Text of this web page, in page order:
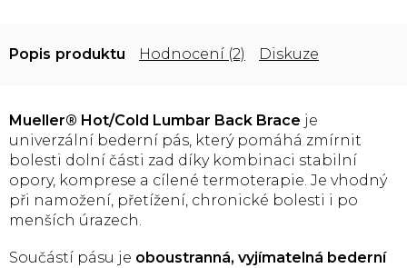
Popis Hodnocení (2) Diskuze
Mueller® Hot/Cold Lumbar Back Brace je
univerzální bederní pás, který pomáhá zmírnit
bolesti dolní části zad díky kombinaci stabilní
opory, komprese a cílené termoterapie. Je vhodný
při namožení, přetížení, chronické bolesti i po
menších úrazech.
Součástí pásu je oboustranná, vyjímatelná bederní